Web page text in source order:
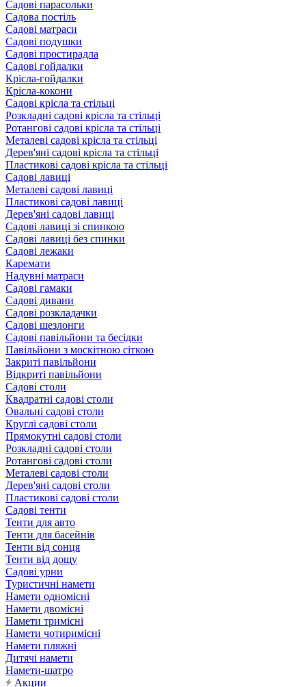
Садові парасольки
Садова постіль
Садові матраси
Садові подушки
Садові простирадла
Садові гойдалки
Крісла-гойдалки
Крісла-кокони
Садові крісла та стільці
Розкладні садові крісла та стільці
Ротангові садові крісла та стільці
Металеві садові крісла та стільці
Дерев'яні садові крісла та стільці
Пластикові садові крісла та стільці
Садові лавиці
Металеві садові лавиці
Пластикові садові лавиці
Дерев'яні садові лавиці
Садові лавиці зі спинкою
Садові лавиці без спинки
Садові лежаки
Каремати
Надувні матраси
Садові гамаки
Садові дивани
Садові розкладачки
Садові шезлонги
Садові павільйони та бесідки
Павільйони з москітною сіткою
Закриті павільйони
Відкриті павільйони
Садові столи
Квадратні садові столи
Овальні садові столи
Круглі садові столи
Прямокутні садові столи
Розкладні садові столи
Ротангові садові столи
Металеві садові столи
Дерев'яні садові столи
Пластикові садові столи
Садові тенти
Тенти для авто
Тенти для басейнів
Тенти від сонця
Тенти від дощу
Садові урни
Туристичні намети
Намети одномісні
Намети двомісні
Намети тримісні
Намети чотиримісні
Намети пляжні
Дитячі намети
Намети-шатро
Акции